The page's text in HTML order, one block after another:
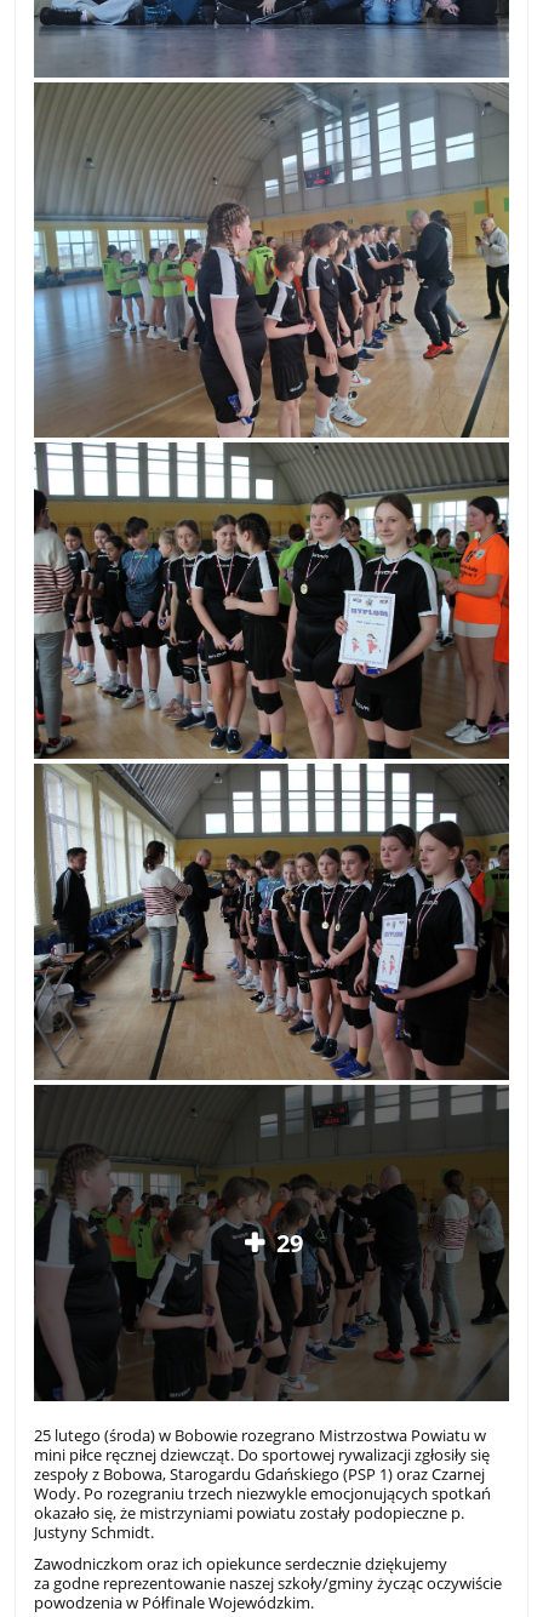
29
25 lutego (środa) w Bobowie rozegrano Mistrzostwa Powiatu w
mini piłce ręcznej dziewcząt. Do sportowej rywalizacji zgłosiły się
zespoły z Bobowa, Starogardu Gdańskiego (PSP 1) oraz Czarnej
Wody. Po rozegraniu trzech niezwykle emocjonujących spotkań
okazało się, że mistrzyniami powiatu zostały podopieczne p.
Justyny Schmidt.
Zawodniczkom oraz ich opiekunce serdecznie dziękujemy
za godne reprezentowanie naszej szkoły/gminy życząc oczywiście
powodzenia w Półfinale Wojewódzkim.